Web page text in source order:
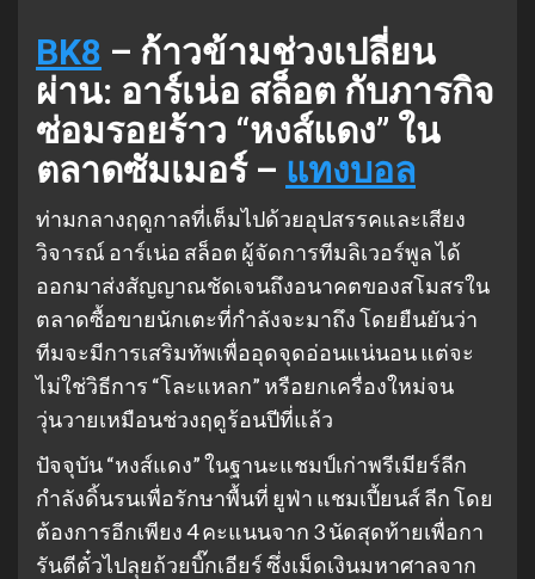
BK8 – ก้าวข้ามช่วงเปลี่ยน
ผ่าน: อาร์เน่อ สล็อต กับภารกิจ
ซ่อมรอยร้าว “หงส์แดง” ใน
ตลาดซัมเมอร์ – แทงบอล
ท่ามกลางฤดูกาลที่เต็มไปด้วยอุปสรรคและเสียง
วิจารณ์ อาร์เน่อ สล็อต ผู้จัดการทีมลิเวอร์พูล ได้
ออกมาส่งสัญญาณชัดเจนถึงอนาคตของสโมสรใน
ตลาดซื้อขายนักเตะที่กำลังจะมาถึง โดยยืนยันว่า
ทีมจะมีการเสริมทัพเพื่ออุดจุดอ่อนแน่นอน แต่จะ
ไม่ใช่วิธีการ “โละแหลก” หรือยกเครื่องใหม่จน
วุ่นวายเหมือนช่วงฤดูร้อนปีที่แล้ว
ปัจจุบัน “หงส์แดง” ในฐานะแชมป์เก่าพรีเมียร์ลีก
กำลังดิ้นรนเพื่อรักษาพื้นที่ ยูฟ่า แชมเปี้ยนส์ ลีก โดย
ต้องการอีกเพียง 4 คะแนนจาก 3 นัดสุดท้ายเพื่อกา
รันตีตั๋วไปลุยถ้วยบิ๊กเอียร์ ซึ่งเม็ดเงินมหาศาลจาก